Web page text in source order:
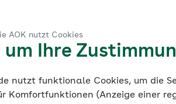
AOK nutzt Cookies
Ihre
nutzt funktionale Cookies, um die
Komfortfunktionen (Anzeige einer
möglich.